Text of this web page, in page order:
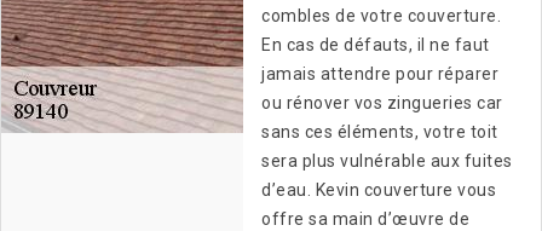
combles de votre couverture.
En cas de défauts, il ne faut
jamais attendre pour réparer
ou rénover vos zingueries car
sans ces éléments, votre toit
sera plus vulnérable aux fuites
d’eau. Kevin couverture vous
offre sa main d’œuvre de